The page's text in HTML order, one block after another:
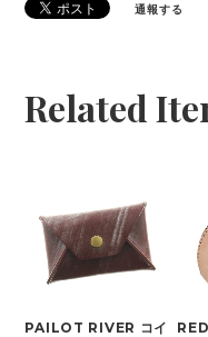
通報する
Related
PAILOT RIVER コイ